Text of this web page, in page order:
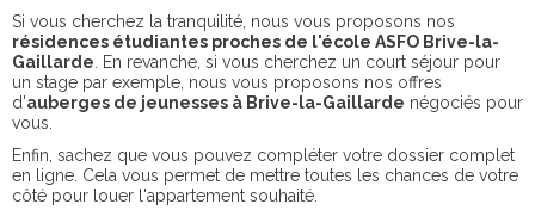
Si vous cherchez la tranquilité, nous vous proposons nos
résidences étudiantes proches de l'école ASFO Brive-la-
Gaillarde . En revanche, si vous cherchez un court séjour pour
un stage par exemple, nous vous proposons nos offres
d'auberges de jeunesses à Brive-la-Gaillarde négociés pour
vous.
Enfin, sachez que vous pouvez compléter votre dossier complet
en ligne. Cela vous permet de mettre toutes les chances de votre
côté pour louer l'appartement souhaité.